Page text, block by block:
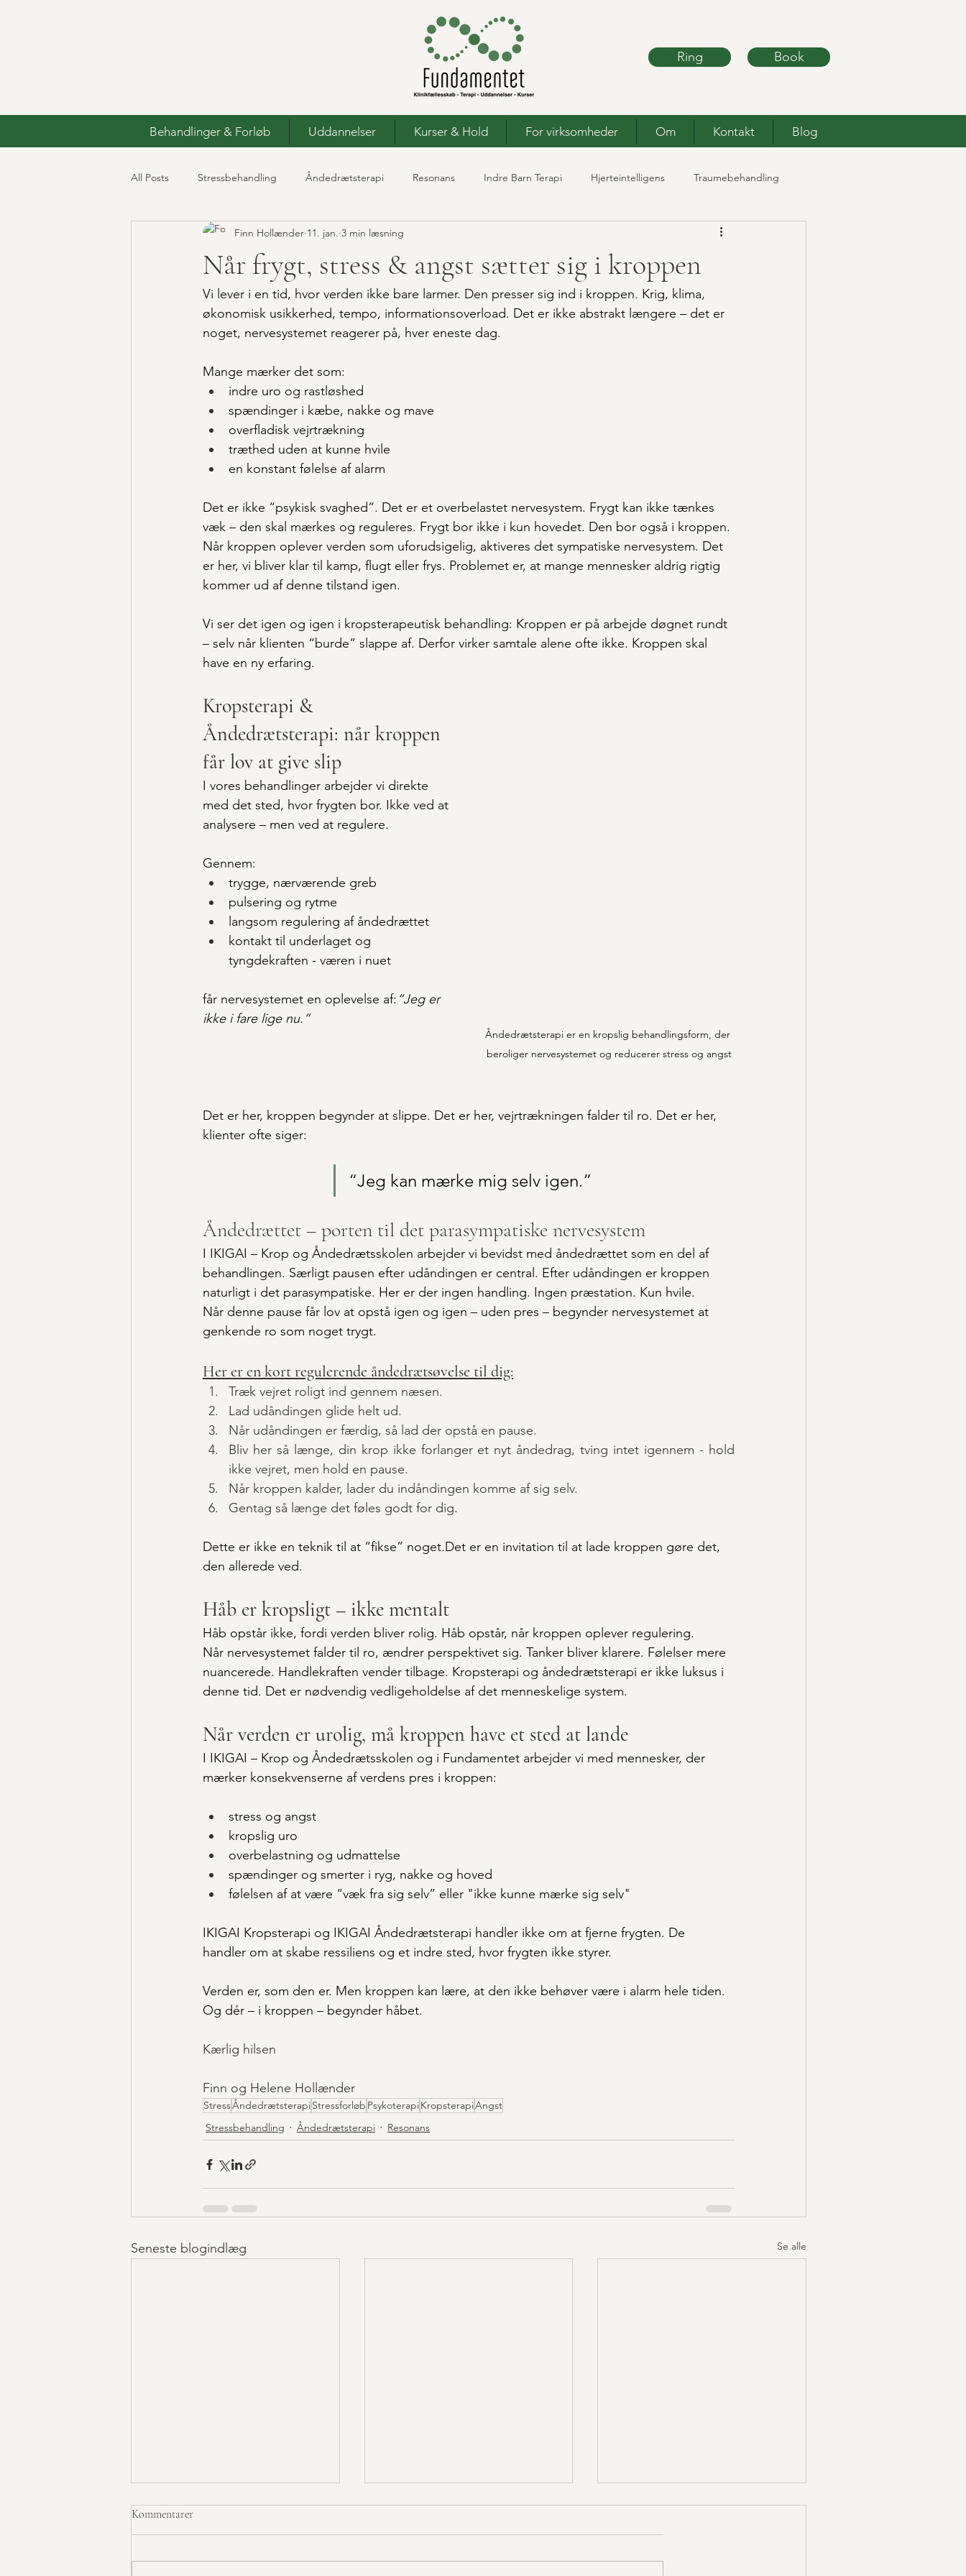
Ring Book
Behandlinger & Forløb Uddannelser Kurser & Hold For virksomheder Om Kontakt Blog
All Posts Stressbehandling Åndedrætsterapi Resonans Indre Barn Terapi Hjerteintelligens Traumebehandling
IKIGAI Terapi
Når frygt, stress & angst sætter sig i kroppen
Finn Hollænder 11. jan. 3 min læsning
Vi lever i en tid, hvor verden ikke bare larmer. Den presser sig ind i kroppen. Krig, klima,
økonomisk usikkerhed, tempo, informationsoverload. Det er ikke abstrakt længere – det er
noget, nervesystemet reagerer på, hver eneste dag.
Mange mærker det som:
indre uro og rastløshed
spændinger i kæbe, nakke og mave
overfladisk vejrtrækning
træthed uden at kunne hvile
en konstant følelse af alarm
Det er ikke “psykisk svaghed”. Det er et overbelastet nervesystem. Frygt kan ikke tænkes
væk – den skal mærkes og reguleres. Frygt bor ikke i kun hovedet. Den bor også i kroppen.
Når kroppen oplever verden som uforudsigelig, aktiveres det sympatiske nervesystem. Det
er her, vi bliver klar til kamp, flugt eller frys. Problemet er, at mange mennesker aldrig rigtig
kommer ud af denne tilstand igen.
Vi ser det igen og igen i kropsterapeutisk behandling: Kroppen er på arbejde døgnet rundt
– selv når klienten “burde” slappe af. Derfor virker samtale alene ofte ikke. Kroppen skal
have en ny erfaring.
Åndedrætsterapi er en kropslig behandlingsform, der
beroliger nervesystemet og reducerer stress og angst
Kropsterapi &
Åndedrætsterapi: når kroppen
får lov at give slip
I vores behandlinger arbejder vi direkte
med det sted, hvor frygten bor. Ikke ved at
analysere – men ved at regulere.
Gennem:
trygge, nærværende greb
pulsering og rytme
langsom regulering af åndedrættet
kontakt til underlaget og
tyngdekraften - væren i nuet
får nervesystemet en oplevelse af: “Jeg er
ikke i fare lige nu.”
Det er her, kroppen begynder at slippe. Det er her, vejrtrækningen falder til ro. Det er her,
klienter ofte siger:
“Jeg kan mærke mig selv igen.”
Åndedrættet – porten til det parasympatiske nervesystem
I IKIGAI – Krop og Åndedrætsskolen arbejder vi bevidst med åndedrættet som en del af
behandlingen. Særligt pausen efter udåndingen er central. Efter udåndingen er kroppen
naturligt i det parasympatiske. Her er der ingen handling. Ingen præstation. Kun hvile.
Når denne pause får lov at opstå igen og igen – uden pres – begynder nervesystemet at
genkende ro som noget trygt.
Her er en kort regulerende åndedrætsøvelse til dig:
Træk vejret roligt ind gennem næsen.
Lad udåndingen glide helt ud.
Når udåndingen er færdig, så lad der opstå en pause.
Bliv her så længe, din krop ikke forlanger et nyt åndedrag, tving intet igennem - hold
ikke vejret, men hold en pause.
Når kroppen kalder, lader du indåndingen komme af sig selv.
Gentag så længe det føles godt for dig.
Dette er ikke en teknik til at “fikse” noget.Det er en invitation til at lade kroppen gøre det,
den allerede ved.
Håb er kropsligt – ikke mentalt
Håb opstår ikke, fordi verden bliver rolig. Håb opstår, når kroppen oplever regulering.
Når nervesystemet falder til ro, ændrer perspektivet sig. Tanker bliver klarere. Følelser mere
nuancerede. Handlekraften vender tilbage. Kropsterapi og åndedrætsterapi er ikke luksus i
denne tid. Det er nødvendig vedligeholdelse af det menneskelige system.
Når verden er urolig, må kroppen have et sted at lande
I IKIGAI – Krop og Åndedrætsskolen og i Fundamentet arbejder vi med mennesker, der
mærker konsekvenserne af verdens pres i kroppen:
stress og angst
kropslig uro
overbelastning og udmattelse
spændinger og smerter i ryg, nakke og hoved
følelsen af at være “væk fra sig selv” eller "ikke kunne mærke sig selv"
IKIGAI Kropsterapi og IKIGAI Åndedrætsterapi handler ikke om at fjerne frygten. De
handler om at skabe ressiliens og et indre sted, hvor frygten ikke styrer.
Verden er, som den er. Men kroppen kan lære, at den ikke behøver være i alarm hele tiden.
Og dér – i kroppen – begynder håbet.
Kærlig hilsen
Finn og Helene Hollænder
StressÅndedrætsterapiStressforløb PsykoterapiKropsterapiAngst
Stressbehandling
Åndedrætsterapi Resonans
Seneste blogindlæg Se alle
Kommentarer